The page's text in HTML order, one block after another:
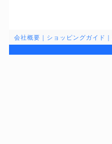
会社概要 ショッピングガイド